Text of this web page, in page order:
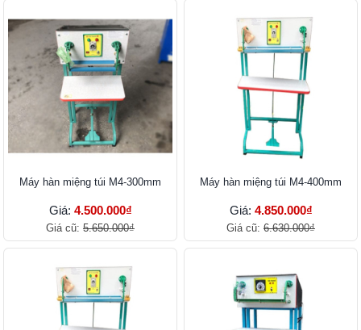
Máy hàn miệng túi M4-300mm
Giá: 4.500.000₫
Giá cũ: 5.650.000₫
Máy hàn miệng túi M4-400mm
Giá: 4.850.000₫
Giá cũ: 6.630.000₫